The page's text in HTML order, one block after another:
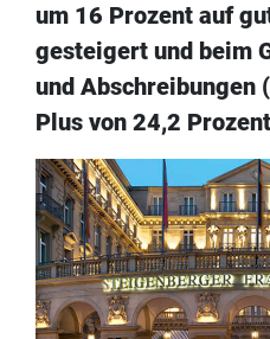
um 16 Prozent auf
gesteigert und beim
und Abschreibungen
Plus von 24,2